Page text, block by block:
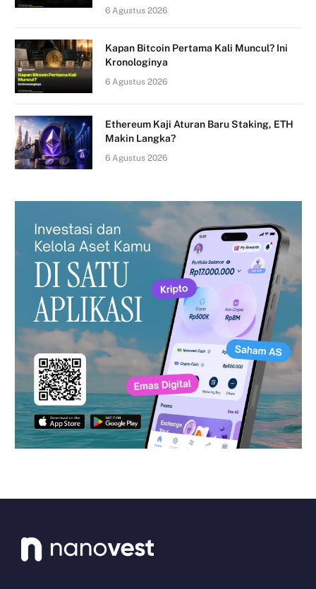
6 Agustus 2026
Kapan Bitcoin Pertama Kali Muncul? Ini
Kronologinya
6 Agustus 2026
Ethereum Kaji Aturan Baru Staking, ETH
Makin Langka?
6 Agustus 2026